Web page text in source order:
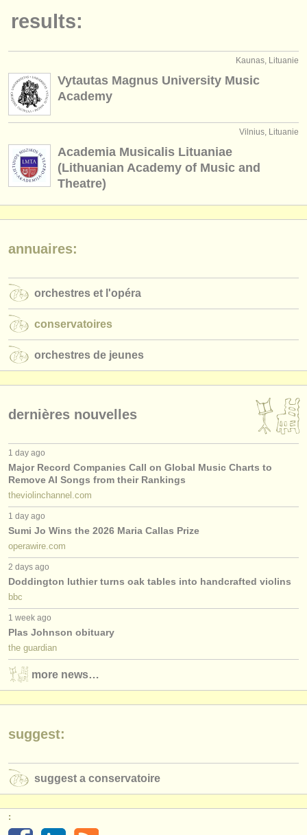
musicalchairs:
a propos de musicalchairs
rss feeds
ajouter votre annonce
find out about ourATS
ATSfaq
s'identifier
results:
Kaunas, Lituanie
Vytautas Magnus University Music
Academy
Vilnius, Lituanie
Academia Musicalis Lituaniae
(Lithuanian Academy of Music and
Theatre)
annuaires:
orchestres et l'opéra
conservatoires
orchestres de jeunes
dernières nouvelles
1 day ago
Major Record Companies Call on Global Music Charts to
Remove AI Songs from their Rankings
theviolinchannel.com
1 day ago
Sumi Jo Wins the 2026 Maria Callas Prize
operawire.com
2 days ago
Doddington luthier turns oak tables into handcrafted violins
bbc
1 week ago
Plas Johnson obituary
the guardian
more news…
suggest:
suggest a conservatoire
: